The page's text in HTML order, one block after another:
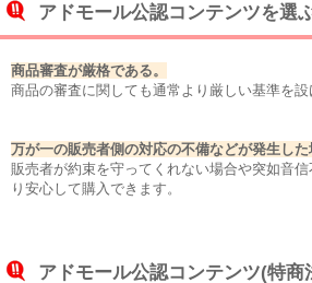
アドモール公認コンテンツを選
商品審査が厳格である。
商品の審査に関しても通常より厳しい基準を
万が一の販売者側の対応の不備などが発生し
販売者が約束を守ってくれない場合や突如音
り安心して購入できます。
アドモール公認コンテンツ(特